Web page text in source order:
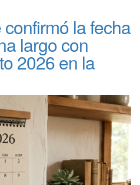
la fecha
largo con
2026 en la